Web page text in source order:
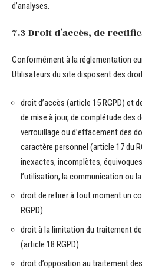
d’analyses.
7.3 Droit d’accès, de
Conformément à la réglementation
Utilisateurs du site disposent des
droit d’accès (article 15 RGPD) et
de mise à jour, de complétude des
verrouillage ou d’effacement des
caractère personnel (article 17 du
inexactes, incomplètes,
l’utilisation, la communication ou
droit de retirer à tout moment un
RGPD)
droit à la limitation du traitement
(article 18 RGPD)
droit d’opposition au traitement